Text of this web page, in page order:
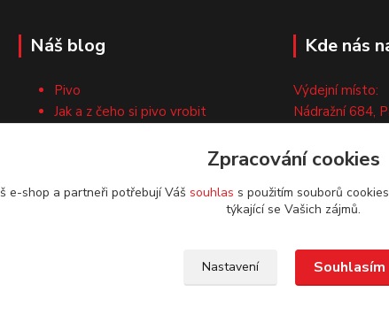
Náš blog
Pivo
Jak a z čeho si pivo vrobit
Kde nás
Výdejní místo:
Nádražní 684,
Pouze po
Zpracování cookies
e-shop a partneři potřebují Váš souhlas s použitím souborů
týkající se Vašich zájmů.
Nastavení Souhlasím